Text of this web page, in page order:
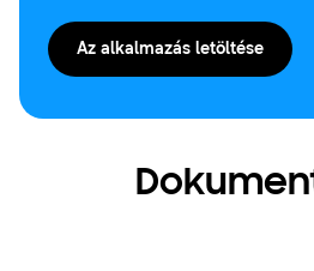
Az alkalmazás letöltése